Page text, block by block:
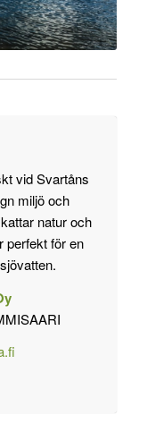
vid Svartåns
miljö och
natur och
perfekt för en